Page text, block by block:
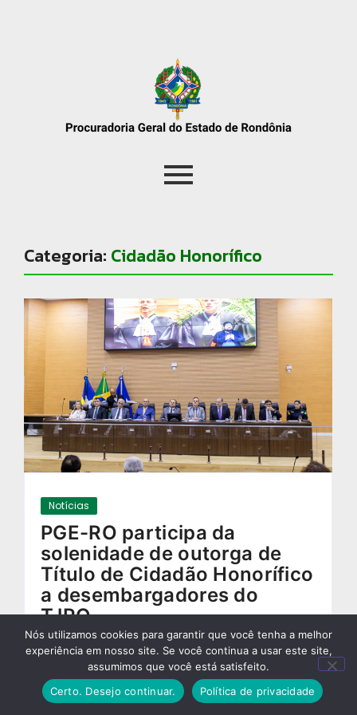
Categoria: Cidadão Honorífico
Notícias
PGE-RO participa da
solenidade de outorga de
Título de Cidadão Honorífico
a desembargadores do
TJRO
15/10/2025-
Nós utilizamos cookies para garantir que você tenha a melhor
experiência em nosso site. Se você continua a usar este site,
assumimos que você está satisfeito.
Certo. Desejo continuar.
Política de privacidade